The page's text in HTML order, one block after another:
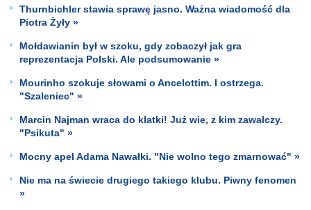
Thurnbichler stawia sprawę jasno. Ważna wiadomość dla
Piotra Żyły »
Mołdawianin był w szoku, gdy zobaczył jak gra
reprezentacja Polski. Ale podsumowanie »
Mourinho szokuje słowami o Ancelottim. I ostrzega.
"Szaleniec" »
Marcin Najman wraca do klatki! Już wie, z kim zawalczy.
"Psikuta" »
Mocny apel Adama Nawałki. "Nie wolno tego zmarnować" »
Nie ma na świecie drugiego takiego klubu. Piwny fenomen
»